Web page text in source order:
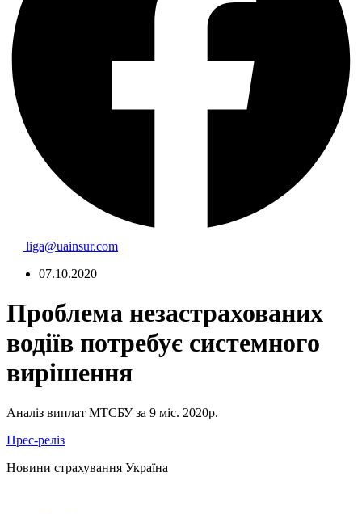
liga@uainsur.com
07.10.2020
Проблема незастрахованих
водіїв потребує системного
вирішення
Аналіз виплат МТСБУ за 9 міс. 2020р.
Прес-реліз
Новини страхування Україна